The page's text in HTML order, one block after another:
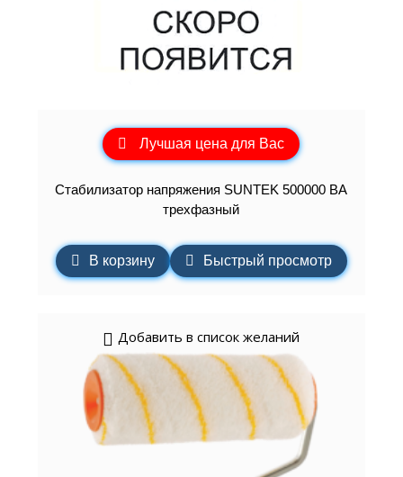
Лучшая цена для Вас
Стабилизатор напряжения SUNTEK 500000 ВА
трехфазный
В корзину Быстрый просмотр
Добавить в список желаний